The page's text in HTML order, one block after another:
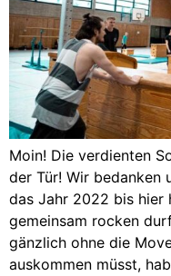
Moin! Die verdienten
der Tür! Wir bedanken
das Jahr 2022 bis hier
gemeinsam rocken
gänzlich ohne die
auskommen müsst,